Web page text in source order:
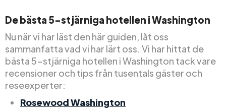
De bästa 5-stjärniga hotellen i Washington
Nu när vi har läst den här guiden, låt oss
sammanfatta vad vi har lärt oss. Vi har hittat de
bästa 5-stjärniga hotellen i Washington tack vare
recensioner och tips från tusentals gäster och
reseexperter:
Rosewood Washington